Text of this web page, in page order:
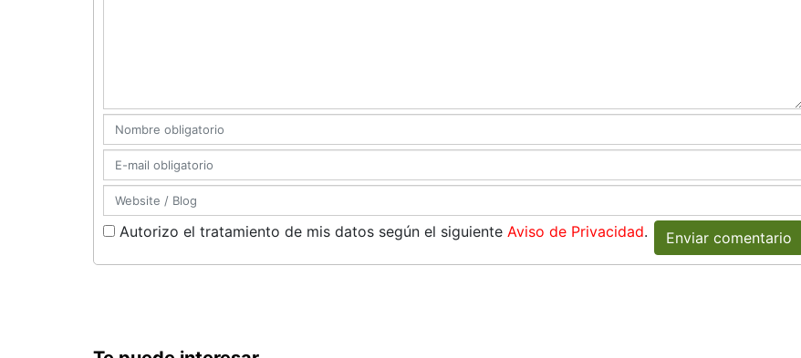
Autorizo el tratamiento de mis datos según el siguiente Aviso de Privacidad. Enviar comentario